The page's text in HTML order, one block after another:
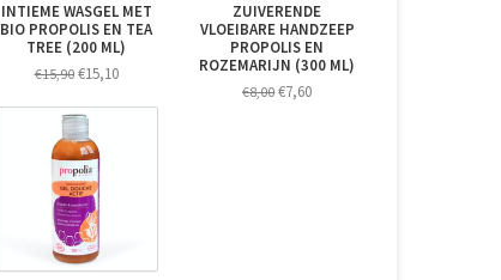
INTIEME WASGEL MET
BIO PROPOLIS EN TEA
TREE (200 ML)
€15,90€15,10
ZUIVERENDE
VLOEIBARE HANDZEEP
PROPOLIS EN
ROZEMARIJN (300 ML)
€8,00 €7,60